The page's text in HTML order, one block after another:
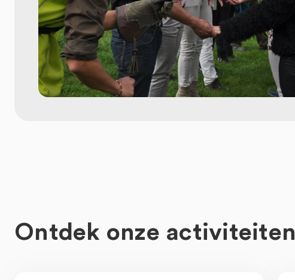
Ontdek onze activiteiten